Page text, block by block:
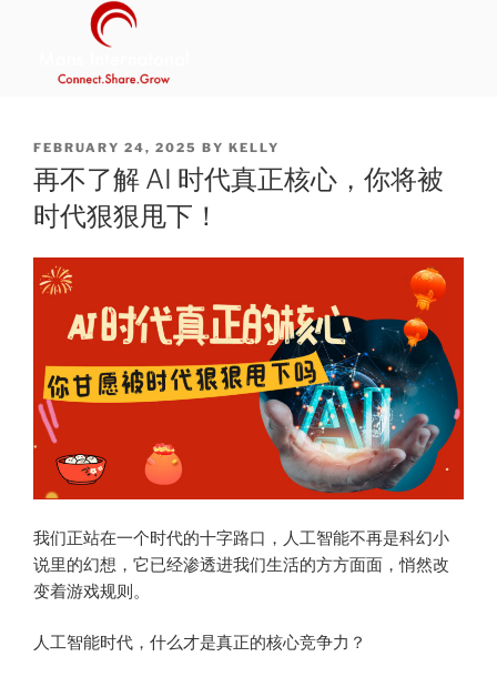
POSTED
ON
FEBRUARY 24, 2025 BY KELLY
再不了解 AI 时代真正核心，你将被
时代狠狠甩下！
我们正站在一个时代的十字路口，人工智能不再是科幻小
说里的幻想，它已经渗透进我们生活的方方面面，悄然改
变着游戏规则。
人工智能时代，什么才是真正的核心竞争力？